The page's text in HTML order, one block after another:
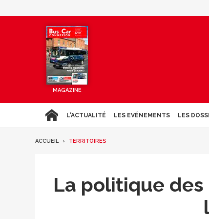
MAGAZINE
L'ACTUALITÉ LES EVÉNEMENTS LES
ACCUEIL TERRITOIRES
La politique